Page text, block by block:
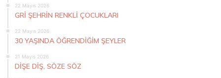
22 Mayıs 2026
GRİ ŞEHRİN RENKLİ ÇOCUKLARI
22 Mayıs 2026
30 YAŞINDA ÖĞRENDİĞİM ŞEYLER
21 Mayıs 2026
DİŞE DİŞ, SÖZE SÖZ